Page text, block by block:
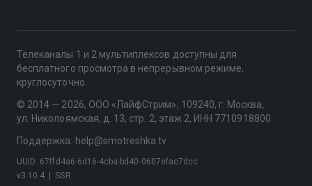
Телеканалы 1 и 2 мультиплексов доступны для
бесплатного просмотра в непрерывном режиме,
круглосуточно.
© 2014 — 2026, ООО «ЛайфСтрим», 109240, г. Москва,
ул. Николоямская, д. 13, стр. 2, этаж 2, ИНН 7710918800
Поддержка: help@smotreshka.tv
v3.10.4 SSR
UUID: 67ffd4a6-6d16-4cba-bd40-0607efac7dcc